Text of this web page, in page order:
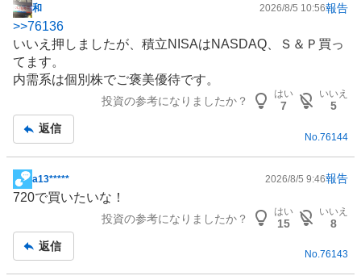
掲
示
板
記
事
和 2026/8/5 10:56報告
>>76136
いいえ押しましたが、積立NISAはNASDAQ、Ｓ＆Ｐ買っ
てます。
内需系は個別株でご褒美優待です。
投資の参考になりましたか？
はい
7
いいえ
5
返信
No. 76144
掲
示
事
a13***** 2026/8/5 9:46報告
720で買いたいな！
投資の参考になりましたか？
はい
15
いいえ
8
返信
No.76143